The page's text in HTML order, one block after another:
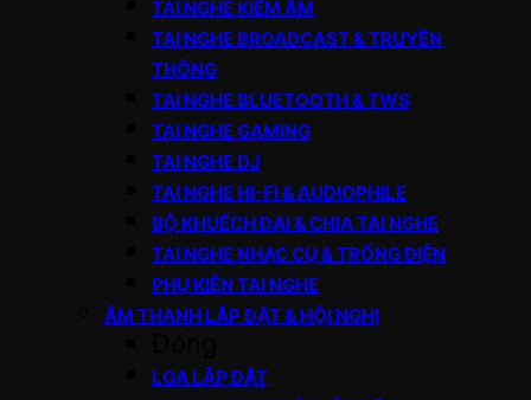
TAI NGHE KIỂM ÂM
TAI NGHE BROADCAST & TRUYỀN
THÔNG
TAI NGHE BLUETOOTH & TWS
TAI NGHE GAMING
TAI NGHE DJ
TAI NGHE HI-FI & AUDIOPHILE
BỘ KHUẾCH ĐẠI & CHIA TAI NGHE
TAI NGHE NHẠC CỤ & TRỐNG ĐIỆN
PHỤ KIỆN TAI NGHE
ÂM THANH LẮP ĐẶT & HỘI NGHỊ
LOA LẮP ĐẶT